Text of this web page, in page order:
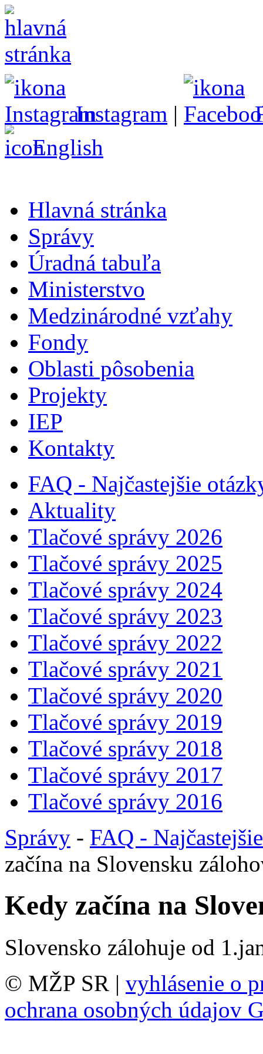
Instagram |
English
Hlavná stránka
Správy
Úradná tabuľa
Ministerstvo
Medzinárodné vzťahy
Fondy
Oblasti pôsobenia
Projekty
IEP
Kontakty
FAQ - Najčastejšie
Aktuality
Tlačové správy 2026
Tlačové správy 2025
Tlačové správy 2024
Tlačové správy 2023
Tlačové správy 2022
Tlačové správy 2021
Tlačové správy 2020
Tlačové správy 2019
Tlačové správy 2018
Tlačové správy 2017
Tlačové správy 2016
Správy - FAQ -
začína na Slovensku
Kedy začína na
Slovensko zálohuje od
© MŽP SR | vyhlásenie o
ochrana osobných údajov